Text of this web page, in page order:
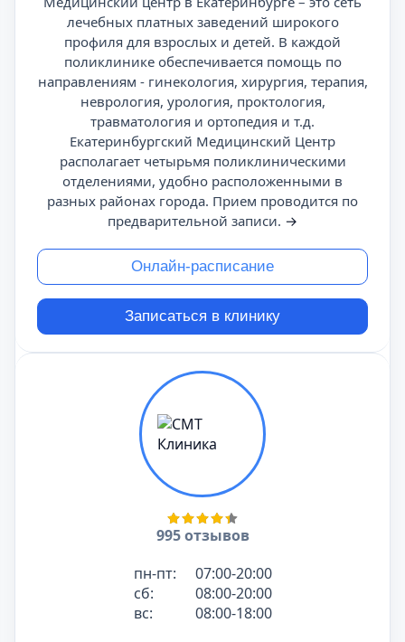
лечебных платных заведений широкого
профиля для взрослых и детей. В каждой
поликлинике обеспечивается помощь по
направлениям - гинекология, хирургия, терапия,
неврология, урология, проктология,
травматология и ортопедия и т.д.
Екатеринбургский Медицинский Центр
располагает четырьмя поликлиническими
отделениями, удобно расположенными в
разных районах города. Прием проводится по
предварительной записи. →
Онлайн-расписание
Записаться в клинику
995 отзывов
пн-пт:
07:00-20:00
сб:
08:00-20:00
вс:
08:00-18:00